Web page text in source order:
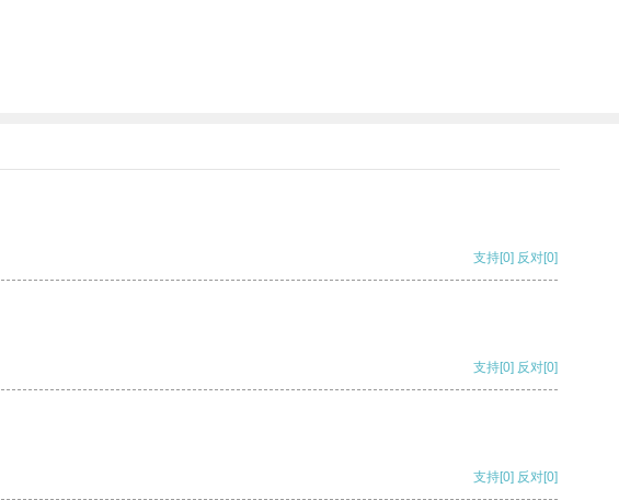
支持[0] 反对[0]
支持[0] 反对[0]
支持[0] 反对[0]